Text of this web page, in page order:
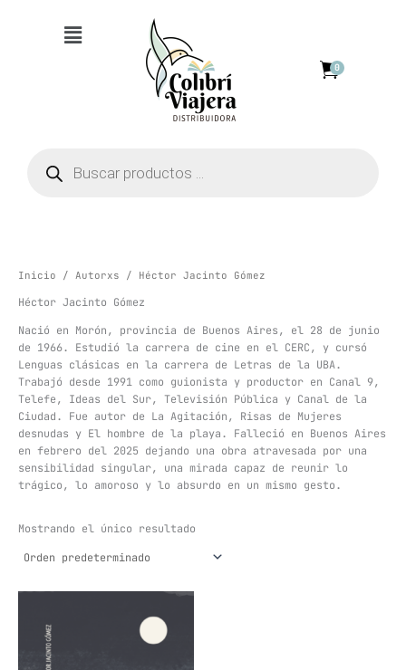
Menú
0
productos
Inicio / Autorxs / Héctor Jacinto Gómez
Héctor Jacinto Gómez
Nació en Morón, provincia de Buenos Aires, el 28 de junio
de 1966. Estudió la carrera de cine en el CERC, y cursó
Lenguas clásicas en la carrera de Letras de la UBA.
Trabajó desde 1991 como guionista y productor en Canal 9,
Telefe, Ideas del Sur, Televisión Pública y Canal de la
Ciudad. Fue autor de La Agitación, Risas de Mujeres
desnudas y El hombre de la playa. Falleció en Buenos Aires
en febrero del 2025 dejando una obra atravesada por una
sensibilidad singular, una mirada capaz de reunir lo
trágico, lo amoroso y lo absurdo en un mismo gesto.
Mostrando el único resultado